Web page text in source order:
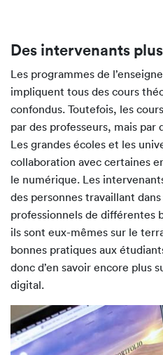
Des intervenants
Les programmes de
impliquent tous des cours
confondus. Toutefois, les
par des professeurs, mais par
Les grandes écoles et les
collaboration avec certaines
le numérique. Les
des personnes travaillant
professionnels de différentes
ils sont eux-mêmes sur le
bonnes pratiques aux
donc d’en savoir encore plus
digital.